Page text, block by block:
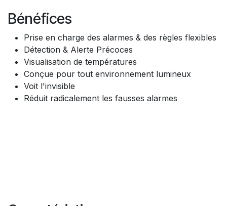
Bénéfices
Prise en charge des alarmes & des règles flexibles
Détection & Alerte Précoces
Visualisation de températures
Conçue pour tout environnement lumineux
Voit l'invisible
Réduit radicalement les fausses alarmes